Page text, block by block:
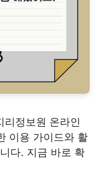
정보원 온라인
이용 가이드와 활
다. 지금 바로 확